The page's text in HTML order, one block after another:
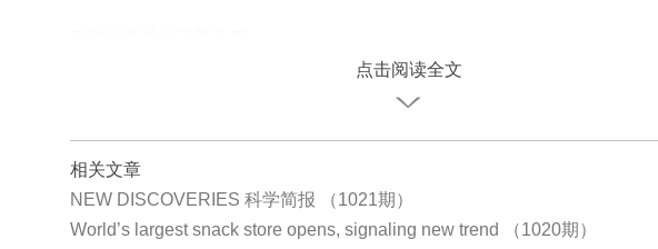
点击阅读全文
相关文章
NEW DISCOVERIES 科学简报 （1021期）
World’s largest snack store opens, signaling new trend （1020期）